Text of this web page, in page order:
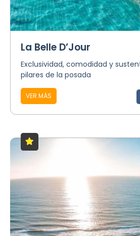
La Belle D’Jour
Exclusividad, comodidad y
pilares de la posada
VER MÁS